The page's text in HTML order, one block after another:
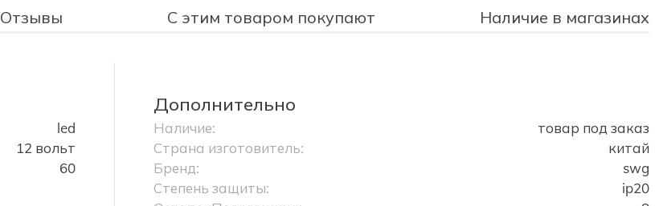
Отзывы С этим товаром покупают Наличие в магазинах
led
12 вольт
60
Дополнительно
Наличие:
товар под заказ
Страна изготовитель:
китай
Бренд:
swg
Степень защиты:
ip20